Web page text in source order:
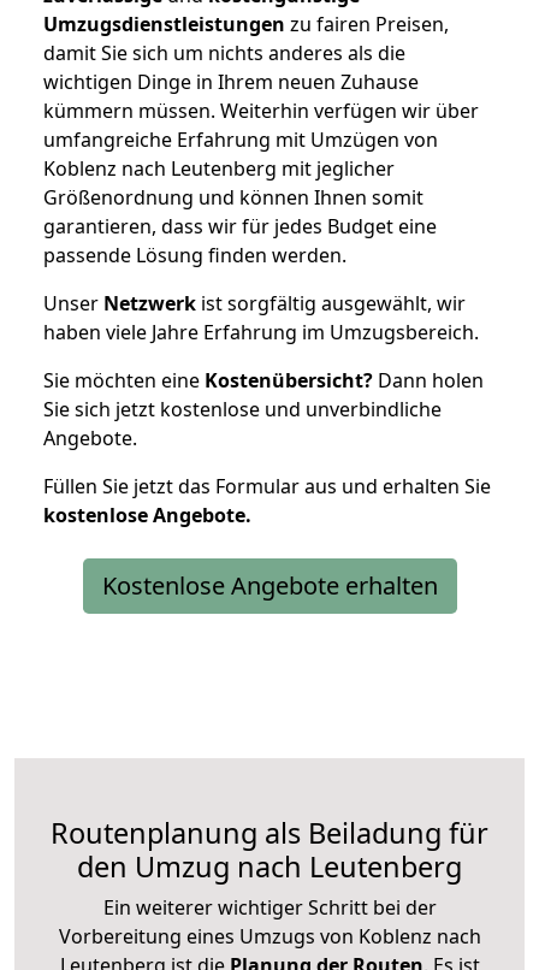
Umzugsdienstleistungen zu fairen Preisen,
damit Sie sich um nichts anderes als die
wichtigen Dinge in Ihrem neuen Zuhause
kümmern müssen. Weiterhin verfügen wir über
umfangreiche Erfahrung mit Umzügen von
Koblenz nach Leutenberg mit jeglicher
Größenordnung und können Ihnen somit
garantieren, dass wir für jedes Budget eine
passende Lösung finden werden.
Unser Netzwerk ist sorgfältig ausgewählt, wir
haben viele Jahre Erfahrung im Umzugsbereich.
Sie möchten eine Kostenübersicht? Dann holen
Sie sich jetzt kostenlose und unverbindliche
Angebote.
Füllen Sie jetzt das Formular aus und erhalten Sie
kostenloseAngebote.
Kostenlose Angebote erhalten
Routenplanung als Beiladung für
den Umzug nach Leutenberg
Ein weiterer wichtiger Schritt bei der
Vorbereitung eines Umzugs von Koblenz nach